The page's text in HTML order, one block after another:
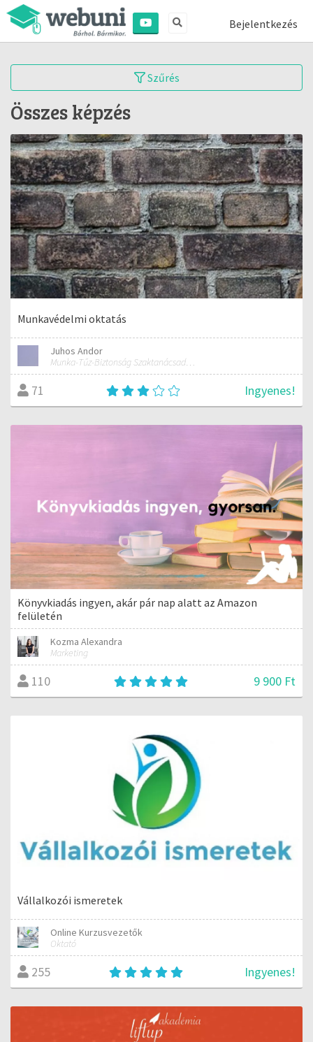
Bejelentkezés
Szűrés
Összes képzés
Munkavédelmi oktatás
Juhos Andor
Munka-Tűz-Biztonság Szaktanácsadó Iroda
71 Ingyenes!
Könyvkiadás ingyen, akár pár nap alatt az Amazon
felületén
Kozma Alexandra
Marketing
110 9 900 Ft
Vállalkozói ismeretek
Online Kurzusvezetők
Oktató
255 Ingyenes!